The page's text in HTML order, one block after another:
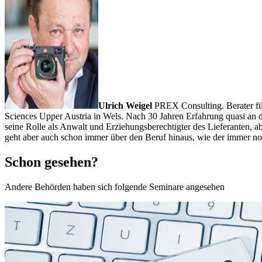
Ulrich Weigel PREX Consulting. Berater
Sciences Upper Austria in Wels. Nach 30 Jahren Erfahrung quasi
seine Rolle als Anwalt und Erziehungsberechtigter des Lieferanten,
geht aber auch schon immer über den Beruf hinaus, wie der immer
Schon gesehen?
Andere Behörden haben sich folgende Seminare angesehen